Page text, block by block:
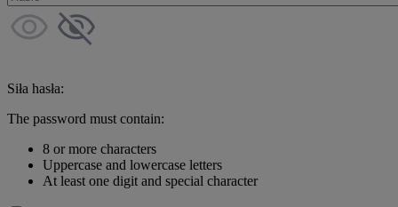
Siła hasła:
The password must contain:
8 or more characters
Uppercase and lowercase letters
At least one digit and special character